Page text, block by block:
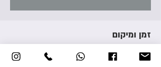
זמן ומיקום
26 באוק׳ 2025, 18:00 – 20:00
Yehud-Monosson, Avraham Giron St 3,